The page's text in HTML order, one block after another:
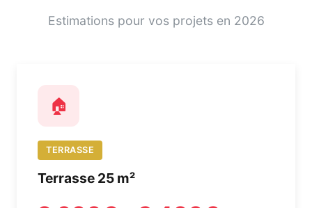
Estimations pour vos projets en 2026
🏠
TERRASSE
Terrasse 25 m²